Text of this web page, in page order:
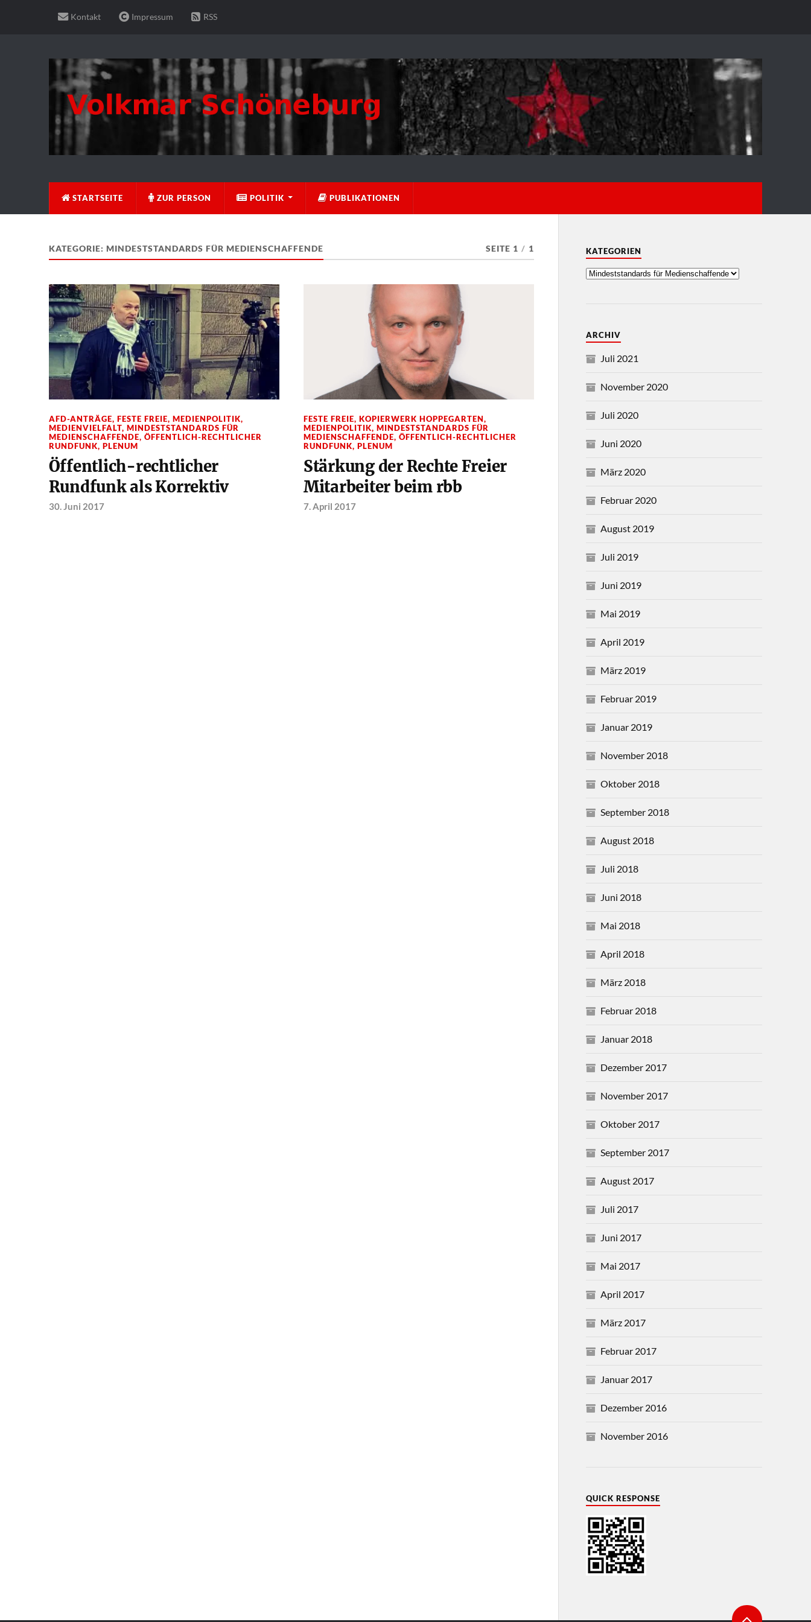
Kontakt Impressum RSS
STARTSEITE ZUR PERSON POLITIK PUBLIKATIONEN
KATEGORIE: MINDESTSTANDARDS FÜR MEDIENSCHAFFENDE SEITE 1 / 1
AFD-ANTRÄGE, FESTE FREIE, MEDIENPOLITIK,
MEDIENVIELFALT, MINDESTSTANDARDS FÜR
MEDIENSCHAFFENDE, ÖFFENTLICH-RECHTLICHER
RUNDFUNK, PLENUM
Öffentlich-rechtlicher
Rundfunk als Korrektiv
30. Juni 2017
FESTE FREIE, KOPIERWERK HOPPEGARTEN,
MEDIENPOLITIK, MINDESTSTANDARDS FÜR
MEDIENSCHAFFENDE, ÖFFENTLICH-RECHTLICHER
RUNDFUNK, PLENUM
Stärkung der Rechte Freier
Mitarbeiter beim rbb
7. April 2017
KATEGORIEN
ARCHIV
Juli 2021
November 2020
Juli 2020
Juni 2020
März 2020
Februar 2020
August 2019
Juli 2019
Juni 2019
Mai 2019
April 2019
März 2019
Februar 2019
Januar 2019
November 2018
Oktober 2018
September 2018
August 2018
Juli 2018
Juni 2018
Mai 2018
April 2018
März 2018
Februar 2018
Januar 2018
Dezember 2017
November 2017
Oktober 2017
September 2017
August 2017
Juli 2017
Juni 2017
Mai 2017
April 2017
März 2017
Februar 2017
Januar 2017
Dezember 2016
November 2016
QUICK RESPONSE